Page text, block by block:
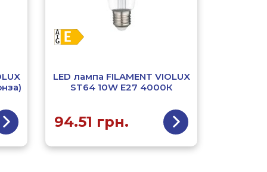
LED лампа FILAMENT VIOLUX
ST64 10W E27 4000К
94.51 грн.